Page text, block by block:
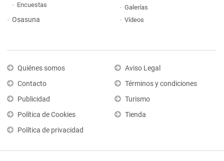
Encuestas
Osasuna
Galerías
Vídeos
Quiénes somos
Contacto
Publicidad
Política de Cookies
Política de privacidad
Aviso Legal
Términos y condiciones
Turismo
Tienda